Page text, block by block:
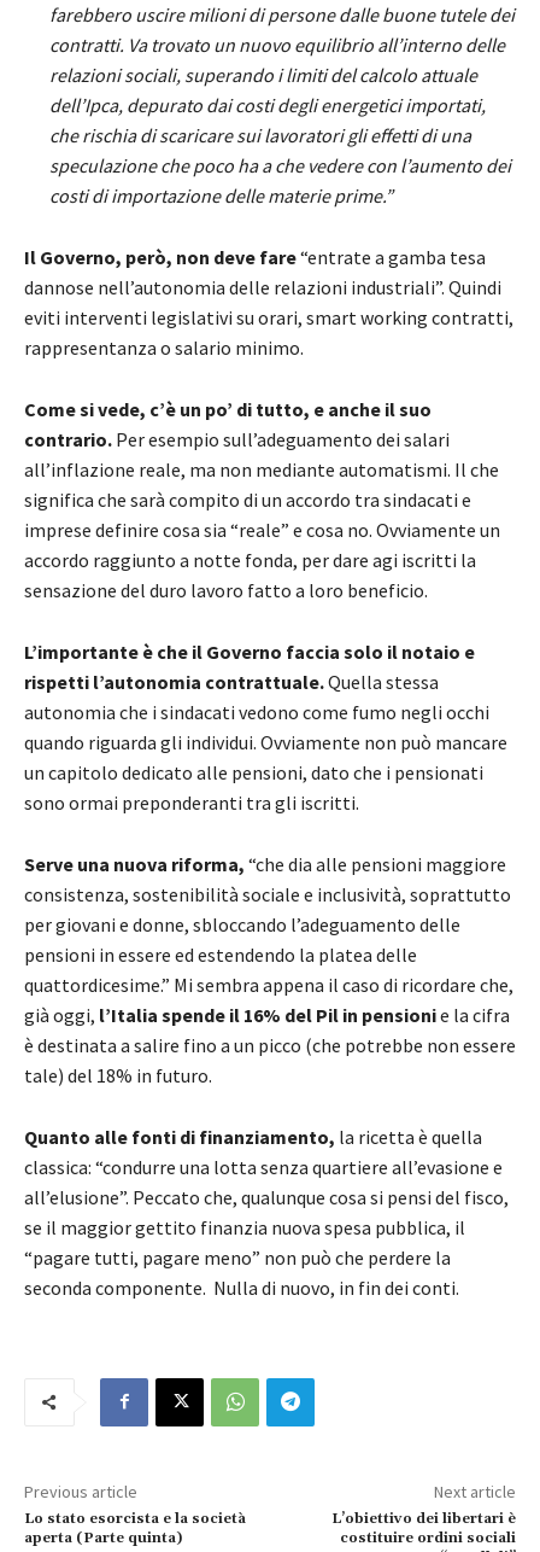
farebbero uscire milioni di persone dalle buone tutele dei
contratti. Va trovato un nuovo equilibrio all’interno delle
relazioni sociali, superando i limiti del calcolo attuale
dell’Ipca, depurato dai costi degli energetici importati,
che rischia di scaricare sui lavoratori gli effetti di una
speculazione che poco ha a che vedere con l’aumento dei
costi di importazione delle materie prime.”
Il Governo, però, non deve fare“entrate a gamba tesa
dannose nell’autonomia delle relazioni industriali”. Quindi
eviti interventi legislativi su orari, smart working contratti,
rappresentanza o salario minimo.
Come si vede, c’è un po’ di tutto, e anche il suo
contrario. Per esempio sull’adeguamento dei salari
all’inflazione reale, ma non mediante automatismi. Il che
significa che sarà compito di un accordo tra sindacati e
imprese definire cosa sia “reale” e cosa no. Ovviamente un
accordo raggiunto a notte fonda, per dare agi iscritti la
sensazione del duro lavoro fatto a loro beneficio.
L’importante è che il Governo faccia solo il notaio e
rispetti l’autonomia contrattuale.Quella stessa
autonomia che i sindacati vedono come fumo negli occhi
quando riguarda gli individui. Ovviamente non può mancare
un capitolo dedicato alle pensioni, dato che i pensionati
sono ormai preponderanti tra gli iscritti.
Serve una nuova riforma, “che dia alle pensioni maggiore
consistenza, sostenibilità sociale e inclusività, soprattutto
per giovani e donne, sbloccando l’adeguamento delle
pensioni in essere ed estendendo la platea delle
quattordicesime.” Mi sembra appena il caso di ricordare che,
già oggi, l’Italia spende il 16% del Pil in pensionie la cifra
è destinata a salire fino a un picco (che potrebbe non essere
tale) del 18% in futuro.
Quanto alle fonti di finanziamento, la ricetta è quella
classica: “condurre una lotta senza quartiere all’evasione e
all’elusione”. Peccato che, qualunque cosa si pensi del fisco,
se il maggior gettito finanzia nuova spesa pubblica, il
“pagare tutti, pagare meno” non può che perdere la
seconda componente. Nulla di nuovo, in fin dei conti.
Previous article
Lo stato esorcista e la società
aperta (Parte quinta)
Next article
L’obiettivo dei libertari è
costituire ordini sociali